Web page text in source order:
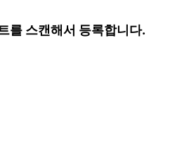
를 스캔해서 등록합니다.